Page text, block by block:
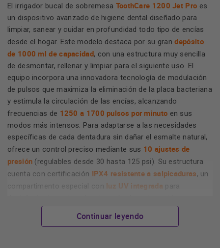
El irrigador bucal de sobremesa ToothCare 1200 Jet Pro es
un dispositivo avanzado de higiene dental diseñado para
limpiar, sanear y cuidar en profundidad todo tipo de encías
desde el hogar. Este modelo destaca por su grandepósito
de 1000 ml de capacidad, con una estructura muy sencilla
de desmontar, rellenar y limpiar para el siguiente uso. El
equipo incorpora una innovadora tecnología de modulación
de pulsos que maximiza la eliminación de la placa bacteriana
y estimula la circulación de las encías, alcanzando
frecuencias de 1250 a 1700 pulsos por minuto en sus
modos más intensos. Para adaptarse a las necesidades
específicas de cada dentadura sin dañar el esmalte natural,
ofrece un control preciso mediante sus 10 ajustes de
presión (regulables desde 30 hasta 125 psi). Su estructura
cuenta con certificación IPX4 resistente a salpicaduras, un
compartimento especial con luz UV integrada
diseño compacto ideal para optimizar el espacio en el
Continuar leyendo